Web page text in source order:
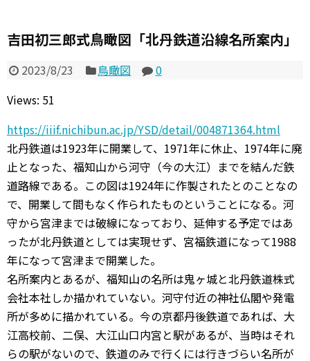
吉田初三郎式鳥瞰図「北丹鉄道沿線名所案内」
2023/8/23 鳥瞰図
0
Views: 51
https://iiif.nichibun.ac.jp/YSD/detail/004871364.html
北丹鉄道は1923年に開業して、1971年に休止、1974年に廃
止となった、福知山から河守（今の大江）までを結んだ鉄
道路線である。この図は1924年に作製されたとのことなの
で、開業して間もなく作られたものということになる。河
守から宮津までは破線になっており、延伸する予定ではあ
ったが北丹鉄道としては実現せず、宮福鉄道になって1988
年になって宮津まで開業した。
名所案内とあるが、福知山の名所は鬼ヶ城と北丹鉄道株式
会社本社しか描かれていない。河守付近の神社仏閣や発電
所が多めに描かれている。今の京都丹後鉄道であれば、大
江高校前、二俣、大江山口内宮と駅があるが、当時はそれ
らの駅がないので、鉄道のみで行くには行きづらい名所が